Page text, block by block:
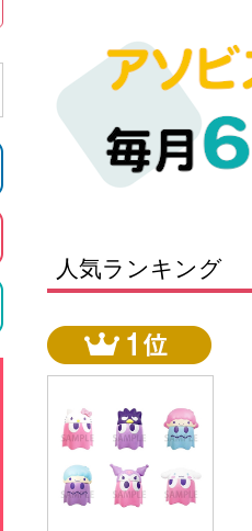
ドラゴンボール
人気ランキング